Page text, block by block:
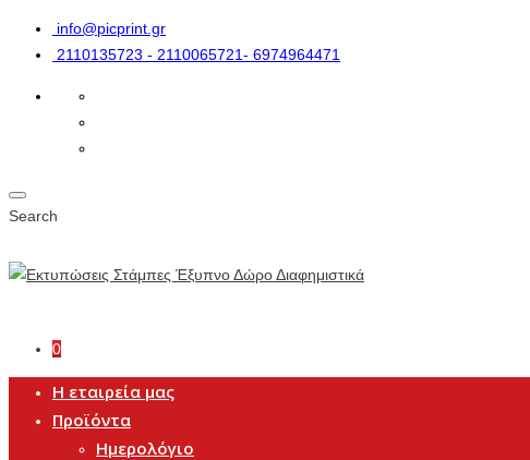
info@picprint.gr
2110135723 - 2110065721- 6974964471
Search
0
Η εταιρεία μας
Προϊόντα
Ημερολόγιο